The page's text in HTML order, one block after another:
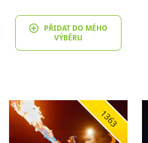
PŘIDAT DO MÉHO
VÝBĚRU
1363